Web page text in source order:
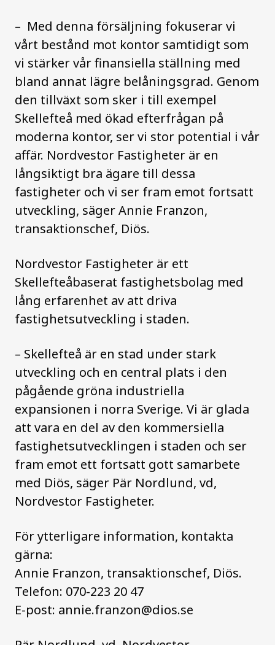
– Med denna försäljning fokuserar vi
vårt bestånd mot kontor samtidigt som
vi stärker vår finansiella ställning med
bland annat lägre belåningsgrad. Genom
den tillväxt som sker i till exempel
Skellefteå med ökad efterfrågan på
moderna kontor, ser vi stor potential i vår
affär. Nordvestor Fastigheter är en
långsiktigt bra ägare till dessa
fastigheter och vi ser fram emot fortsatt
utveckling, säger Annie Franzon,
transaktionschef, Diös.
Nordvestor Fastigheter är ett
Skellefteåbaserat fastighetsbolag med
lång erfarenhet av att driva
fastighetsutveckling i staden.
– Skellefteå är en stad under stark
utveckling och en central plats i den
pågående gröna industriella
expansionen i norra Sverige. Vi är glada
att vara en del av den kommersiella
fastighetsutvecklingen i staden och ser
fram emot ett fortsatt gott samarbete
med Diös, säger Pär Nordlund, vd,
Nordvestor Fastigheter.
För ytterligare information, kontakta
gärna:
Annie Franzon, transaktionschef, Diös.
Telefon: 070-223 20 47
E-post: annie.franzon@dios.se